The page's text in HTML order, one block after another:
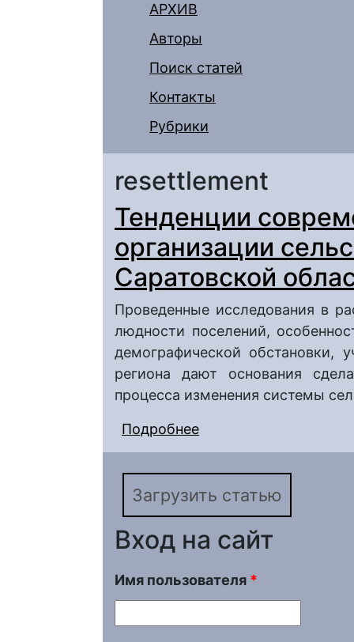
АРХИВ
Авторы
Поиск статей
Контакты
Рубрики
resettlement
Тенденции
организации
Саратовской
Проведенные исследования в
людности поселений,
демографической обстановки,
региона дают основания
процесса изменения системы
Подробнее
сельского
Загрузить статью
Вход на сайт
Имя пользователя *